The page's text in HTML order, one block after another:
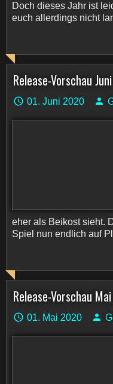
Doch dieses Jahr ist
euch allerdings nicht
Release-Vorschau
01. Juni 2020
eher als Beikost sieht.
Spiel nun endlich auf
Release-Vorschau
01. Mai 2020